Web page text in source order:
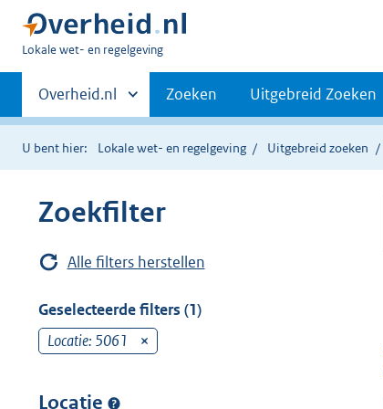
U
hier:
Lokale wet- en regelgeving
Primaire
navigatie
Andere
sites
binnen
Overheid.nl Zoeken Uitgebreid Zoeken
U bent hier: Lokale wet- en regelgeving Uitgebreid zoeken
Zoekfilter
Alle filters herstellen
Geselecteerde filters (1)
Locatie: 5061
Locatie